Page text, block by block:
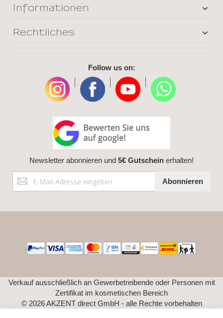
Informationen
Rechtliches
Follow us on:
Newsletter abonnieren und 5€ Gutschein erhalten!
Anmeldung
zum
Abonnieren
Verkauf ausschließlich an Gewerbetreibende oder Personen mit
Zertifikat im kosmetischen Bereich
© 2026 AKZENT direct GmbH - alle Rechte vorbehalten